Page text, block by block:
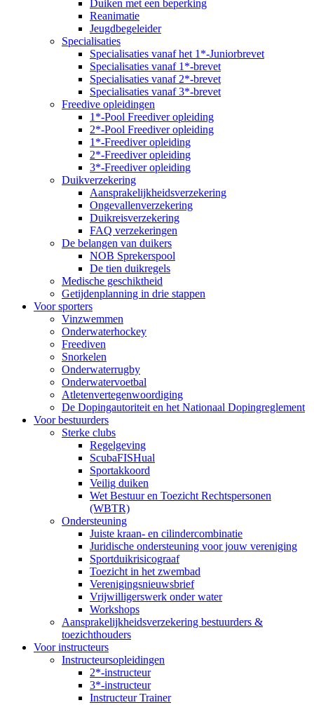
Duiken met een beperking
Reanimatie
Jeugdbegeleider
Specialisaties
Specialisaties vanaf het 1*-Juniorbrevet
Specialisaties vanaf 1*-brevet
Specialisaties vanaf 2*-brevet
Specialisaties vanaf 3*-brevet
Freedive opleidingen
1*-Pool Freediver opleiding
2*-Pool Freediver opleiding
1*-Freediver opleiding
2*-Freediver opleiding
3*-Freediver opleiding
Duikverzekering
Aansprakelijkheidsverzekering
Ongevallenverzekering
Duikreisverzekering
FAQ verzekeringen
De belangen van duikers
NOB Sprekerspool
De tien duikregels
Medische geschiktheid
Getijdenplanning in drie stappen
Voor sporters
Vinzwemmen
Onderwaterhockey
Freediven
Snorkelen
Onderwaterrugby
Onderwatervoetbal
Atletenvertegenwoordiging
De Dopingautoriteit en het Nationaal Dopingreglement
Voor bestuurders
Sterke clubs
Regelgeving
ScubaFISHual
Sportakkoord
Veilig duiken
Wet Bestuur en Toezicht Rechtspersonen
(WBTR)
Ondersteuning
Juiste kraan- en cilindercombinatie
Juridische ondersteuning voor jouw vereniging
Sportduikrisicograaf
Toezicht in het zwembad
Verenigingsnieuwsbrief
Vrijwilligerswerk onder water
Workshops
Aansprakelijkheidsverzekering bestuurders &
toezichthouders
Voor instructeurs
Instructeursopleidingen
2*-instructeur
3*-instructeur
Instructeur Trainer